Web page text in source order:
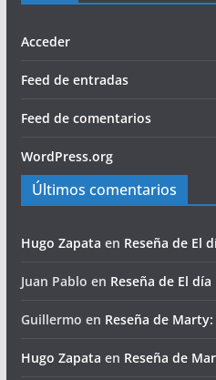
Acceder
Feed de entradas
Feed de comentarios
WordPress.org
Últimos comentarios
Hugo Zapata en Reseña de El
Juan Pablo en Reseña de El
Guillermo en Reseña de
Hugo Zapata en Reseña de